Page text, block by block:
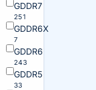
GDDR7
251
GDDR6X
7
GDDR6
243
GDDR5
33